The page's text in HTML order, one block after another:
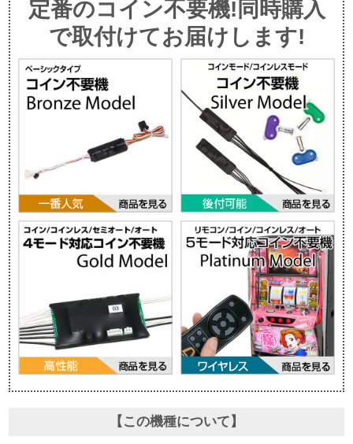
定番のコイン不要機!同時購入
で取付けてお届けします!
【この機種について】